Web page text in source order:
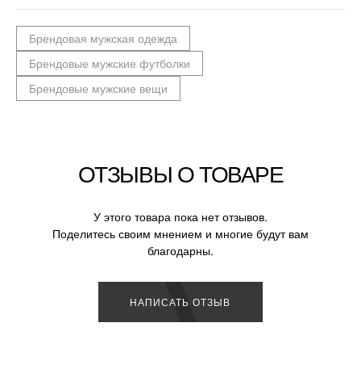
Брендовая мужская одежда
Брендовые мужские футболки
Брендовые мужские вещи
ОТЗЫВЫ О ТОВАРЕ
У этого товара пока нет отзывов.
Поделитесь своим мнением и многие будут вам
благодарны.
НАПИСАТЬ ОТЗЫВ